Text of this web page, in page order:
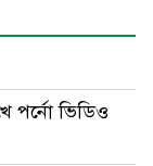
পর্নো ভিডিও